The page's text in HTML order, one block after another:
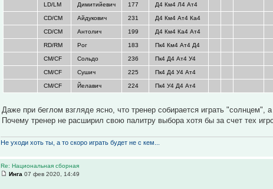
LD/LM Димитийевич 177 Д4 Км4 Л4 Ат4
CD/CM Айдукович 231 Д4 Км4 Ат4 Ка4
CD/CM Антолич 199 Д4 Км4 Ка4 Ат4
RD/RM Рог 183 Пк4 Км4 Ат4 Д4
CM/CF Сольдо 236 Пк4 Д4 Ат4 У4
CM/CF Сушич 225 Пк4 Д4 У4 Ат4
CM/CF Йелавич 224 Пк4 У4 Д4 Ат4
Даже при беглом взгляде ясно, что тренер собирается играть
Почему тренер не расширил свою палитру выбора хотя бы за счет тех
Не уходи хоть ты, а то скоро играть будет не с кем...
Re: Национальная сборная
Инга 07 фев 2020, 14:49